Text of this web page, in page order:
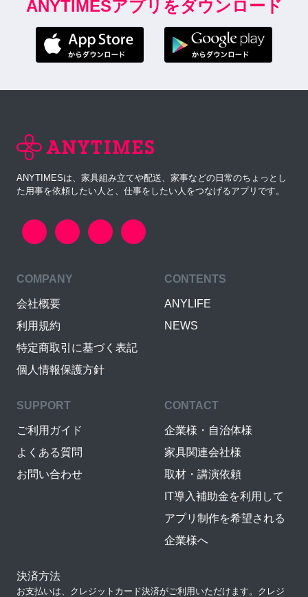
ANYTIMESアプリをダウンロード
ANYTIMESは、家具組み立てや配送、家事などの日常のちょっとし
た用事を依頼したい人と、仕事をしたい人をつなげるアプリです。
COMPANY
会社概要
利用規約
特定商取引に基づく表記
個人情報保護方針
CONTENTS
ANYLIFE
NEWS
SUPPORT
ご利用ガイド
よくある質問
お問い合わせ
CONTACT
企業様・自治体様
家具関連会社様
取材・講演依頼
IT導入補助金を利用して
アプリ制作を希望される
企業様へ
決済方法
お支払いは、クレジットカード決済がご利用いただけます。クレジ